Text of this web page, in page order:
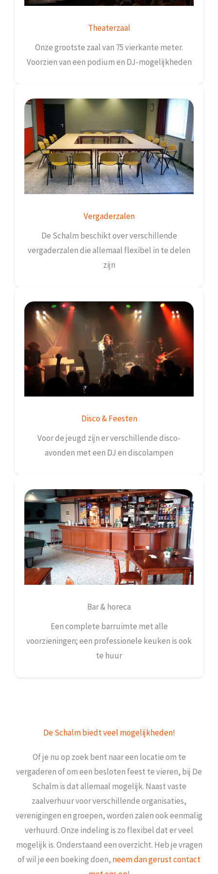
Theaterzaal
Onze grootste zaal van 75 vierkante meter.
Voorzien van een podium en DJ-mogelijkheden
Vergaderzalen
De Schalm beschikt over verschillende
vergaderzalen die allemaal flexibel in te delen
zijn
Disco & Feesten
Voor de jeugd zijn er verschillende disco-
avonden met een DJ en discolampen
Bar & horeca
Een complete barruimte met alle
voorzieningen; een professionele keuken is ook
te huur
De Schalm biedt veel mogelijkheden!
Of je nu op zoek bent naar een locatie om te
vergaderen of om een besloten feest te vieren, bij De
Schalm is dat allemaal mogelijk. Naast vaste
zaalverhuur voor verschillende organisaties,
verenigingen en groepen, worden zalen ook eenmalig
verhuurd. Onze indeling is zo flexibel dat er veel
mogelijk is. Onderstaand een overzicht. Heb je vragen
of wil je een boeking doen, neem dan gerust contact